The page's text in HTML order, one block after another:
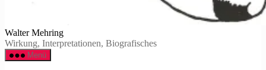
Walter Mehring
Wirkung, Interpretationen, Biografisches
Menü